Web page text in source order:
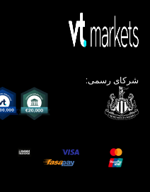
در بازار نرخ‌ها، احتمال
ابزارهایی مثل قرارداد آتی
دارایی پایه می‌آید)، تمرکز
باشد تا از این حرکت
این خبر برای دلار آمریکا
شرکای رسمی: